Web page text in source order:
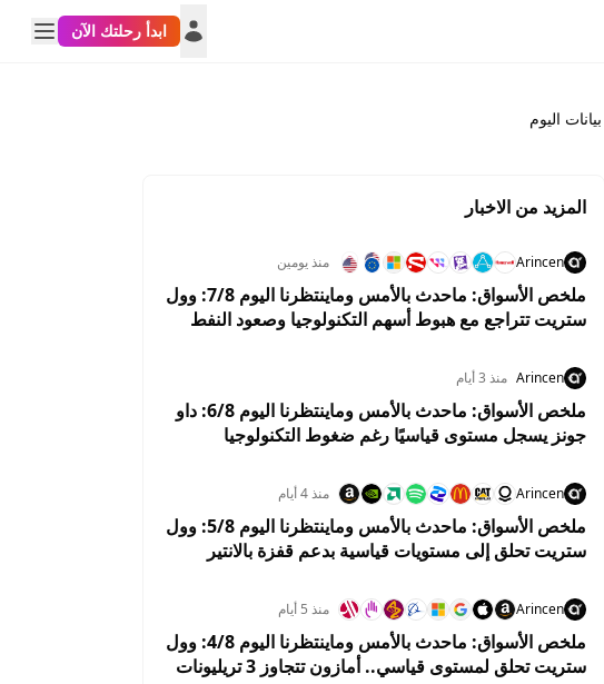
ابدأ رحلتك الآن
CVS
-0.5509%
DDOG
2.0773%
SPGI
0.7081%
المزيد من الاخبار
Arincen منذ يومين
ملخص الأسواق: ماحدث بالأمس وماينتظرنا اليوم 7/8: وول
ستريت تتراجع مع هبوط أسهم التكنولوجيا وصعود النفط
Arincen منذ 3 أيام
ملخص الأسواق: ماحدث بالأمس وماينتظرنا اليوم 6/8: داو
جونز يسجل مستوى قياسيًا رغم ضغوط التكنولوجيا
Arincen منذ 4 أيام
ملخص الأسواق: ماحدث بالأمس وماينتظرنا اليوم 5/8: وول
ستريت تحلق إلى مستويات قياسية بدعم قفزة بالانتير
Arincen منذ 5 أيام
ملخص الأسواق: ماحدث بالأمس وماينتظرنا اليوم 4/8: وول
ستريت تحلق لمستوى قياسي.. أمازون تتجاوز 3 تريليونات